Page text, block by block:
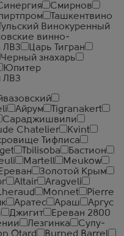
Смирнов
Ташкентвино
Тульский Винокуренный
винно-
ЛВЗ
Царь Тигран
Черный знахарь
Юпитер
ЛВЗ
Айрум
Tigranakert
Сараджишвили
Chatelier
Kvint
Тифлиса
Tbilisoba
Бастион
Martell
Meukow
Золотой Крым
Altair
Aragveli
Monnet
Pierre
Аратес Араш
Аргус
Джигит
Ереван 2800
Лезгинка
Сулу-